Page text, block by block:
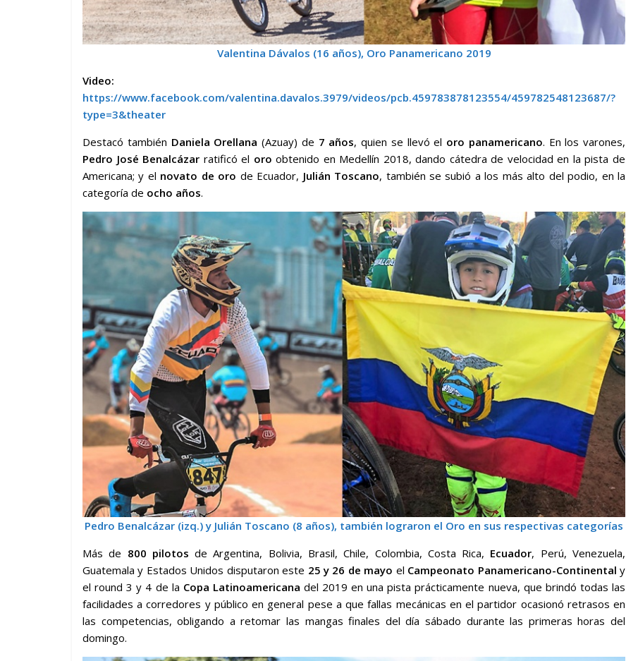
Valentina Dávalos (16 años), Oro Panamericano 2019
Video:
https://www.facebook.com/valentina.davalos.3979/videos/pcb.459783878123554/459782548123687/?
type=3&theater
Destacó también Daniela Orellana (Azuay) de 7 años, quien se llevó el oro panamericano. En los varones,
Pedro José Benalcázar ratificó el oro obtenido en Medellín 2018, dando cátedra de velocidad en la pista de
Americana; y el novato de oro de Ecuador, Julián Toscano, también se subió a los más alto del podio, en la
categoría de ocho años.
Pedro Benalcázar (izq.) y Julián Toscano (8 años), también lograron el Oro en sus respectivas categorías
Más de 800 pilotos de Argentina, Bolivia, Brasil, Chile, Colombia, Costa Rica, Ecuador, Perú, Venezuela,
Guatemala y Estados Unidos disputaron este 25 y 26 de mayo el Campeonato Panamericano-Continental y
el round 3 y 4 de la Copa Latinoamericana del 2019 en una pista prácticamente nueva, que brindó todas las
facilidades a corredores y público en general pese a que fallas mecánicas en el partidor ocasionó retrasos en
las competencias, obligando a retomar las mangas finales del día sábado durante las primeras horas del
domingo.